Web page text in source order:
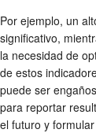
Por ejemplo, un
significativo,
la necesidad de
de estos
puede ser
para reportar
el futuro y